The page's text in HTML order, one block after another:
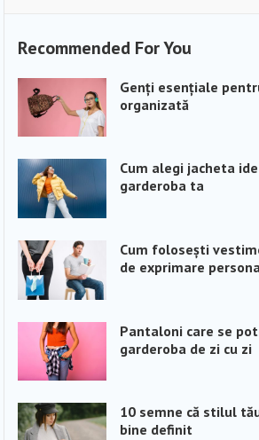
Recommended For You
Genți esențiale
organizată
Cum alegi jacheta
garderoba ta
Cum folosești
de exprimare
Pantaloni care se
garderoba de zi cu zi
10 semne că stilul
bine definit